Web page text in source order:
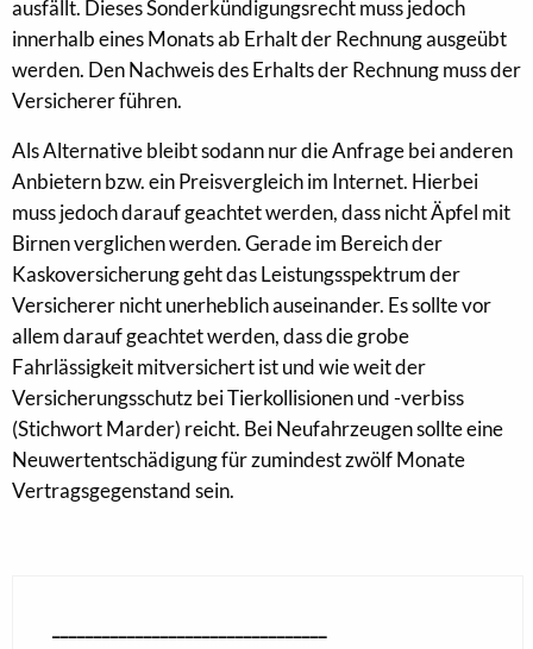
ausfällt. Dieses Sonderkündigungsrecht muss jedoch
innerhalb eines Monats ab Erhalt der Rechnung ausgeübt
werden. Den Nachweis des Erhalts der Rechnung muss der
Versicherer führen.
Als Alternative bleibt sodann nur die Anfrage bei anderen
Anbietern bzw. ein Preisvergleich im Internet. Hierbei
muss jedoch darauf geachtet werden, dass nicht Äpfel mit
Birnen verglichen werden. Gerade im Bereich der
Kaskoversicherung geht das Leistungsspektrum der
Versicherer nicht unerheblich auseinander. Es sollte vor
allem darauf geachtet werden, dass die grobe
Fahrlässigkeit mitversichert ist und wie weit der
Versicherungsschutz bei Tierkollisionen und -verbiss
(Stichwort Marder) reicht. Bei Neufahrzeugen sollte eine
Neuwertentschädigung für zumindest zwölf Monate
Vertragsgegenstand sein.